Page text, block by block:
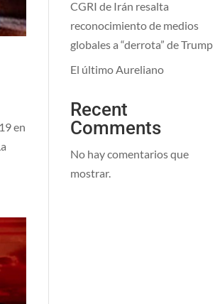
en
CGRI de Irán resalta
reconocimiento de medios
globales a “derrota” de Trump
El último Aureliano
Recent
Comments
No hay comentarios que
mostrar.